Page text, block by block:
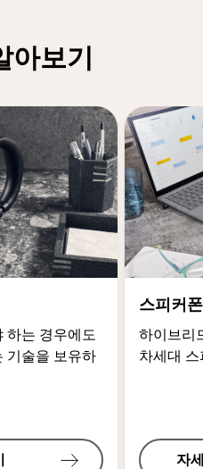
보기
하는 경우에도
기술을 보유하
스피커폰
하이브리
차세대
자